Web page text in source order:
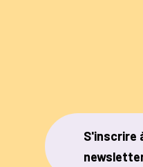
S'inscrire